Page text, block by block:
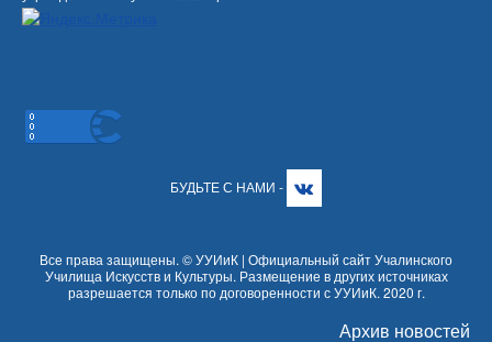
БУДЬТЕ С НАМИ -
Все права защищены. © УУИиК | Официальный сайт Учалинского
Училища Искусств и Культуры. Размещение в других источниках
разрешается только по договоренности с УУИиК. 2020 г.
Архив новостей